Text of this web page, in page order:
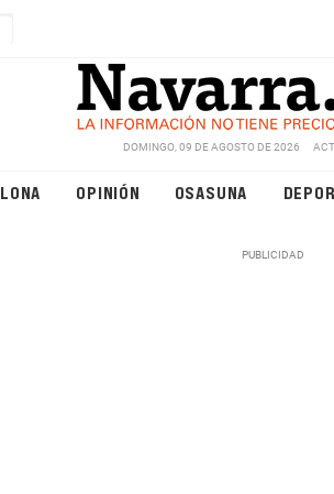
DOMINGO, 09 DE AGOSTO DE 2026
OPINIÓN OSASUNA